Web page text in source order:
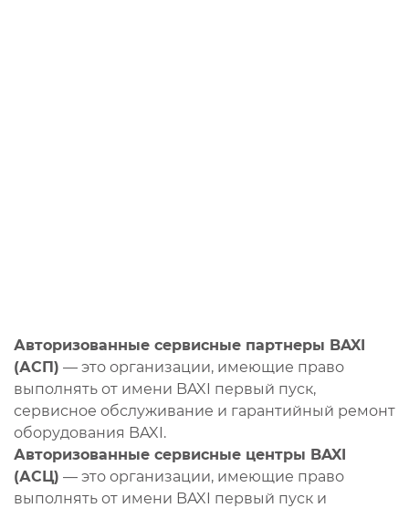
Авторизованные сервисные партнеры BAXI
(АСП) — это организации, имеющие право
выполнять от имени BAXI первый пуск,
сервисное обслуживание и гарантийный ремонт
оборудования BAXI.
Авторизованные сервисные центры BAXI
(АСЦ) — это организации, имеющие право
выполнять от имени BAXI первый пуск и